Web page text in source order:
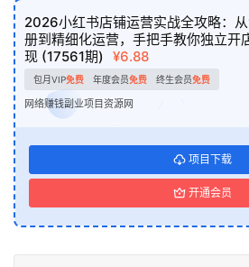
2026小红书店铺运营实战全攻略：
册到精细化运营，手把手教你独立开
现 (17561期) ¥6.88
包月VIP免费 年度会员免费 终生会员免费
网络赚钱副业项目资源网
项目下载
开通会员